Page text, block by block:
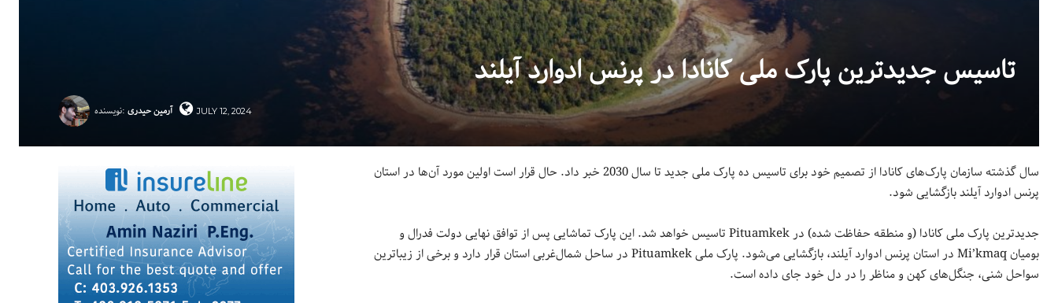
تاسیس جدیدترین پارک ملی کانادا در پرنس ادوارد آیلند
نویسنده: آرمین حیدری JULY 12, 2024
سال گذشته سازمان پارک‌های کانادا از تصمیم خود برای تاسیس ده پارک ملی جدید تا سال 2030 خبر داد. حال قرار است اولین مورد آن‌ها در استان
پرنس ادوارد آیلند بازگشایی شود.
جدیدترین پارک ملی کانادا (و منطقه حفاظت شده) در Pituamkek تاسیس خواهد شد. این پارک تماشایی پس از توافق نهایی دولت فدرال و
بومیان Mi’kmaq در استان پرنس ادوارد آیلند، بازگشایی می‌شود. پارک ملی Pituamkek در ساحل شمال‌غربی استان قرار دارد و برخی از زیباترین
سواحل شنی، جنگل‌های کهن و مناظر را در دل خود جای داده است.